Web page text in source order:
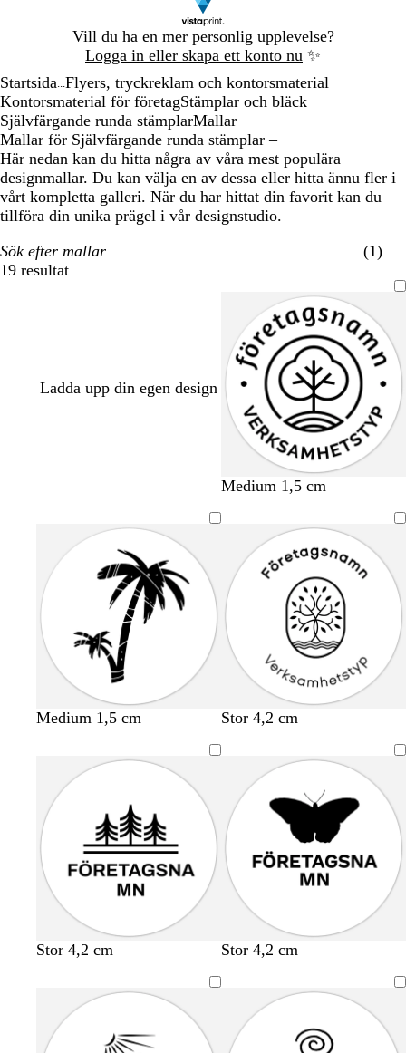
Vill du ha en mer personlig upplevelse?
Logga in eller skapa ett konto nu ✨
1
Startsida Flyers, tryckreklam och kontorsmaterial
Kontorsmaterial för företagStämplar och bläck
Självfärgande runda stämplarMallar
Mallar för Självfärgande runda stämplar –
Här nedan kan du hitta några av våra mest populära
designmallar. Du kan välja en av dessa eller hitta ännu fler i
vårt kompletta galleri. När du har hittat din favorit kan du
tillföra din unika prägel i vår designstudio.
Sök efter mallar
(1)
19 resultat
Filter
Ladda upp din egen design
Medium 1,5 cm
Medium 1,5 cm Stor 4,2 cm
Stor 4,2 cm Stor 4,2 cm